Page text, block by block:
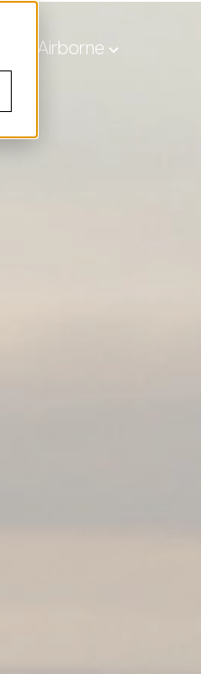
Airborne